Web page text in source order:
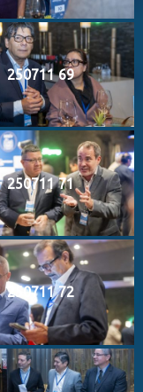
250711 69
250711 71
250711 72